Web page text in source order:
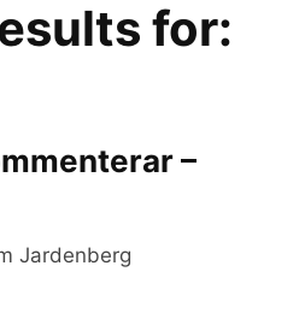
for:
–
Jardenberg